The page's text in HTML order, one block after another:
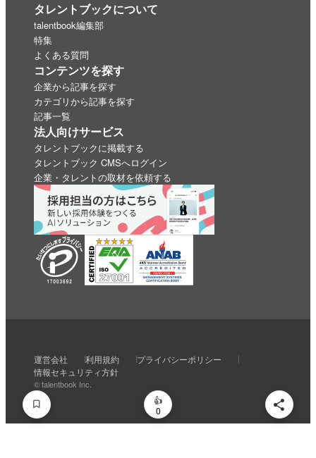
0
0 0 0 0 0
タレントブックについて
talentbook編集部
特集
よくある質問
コンテンツを探す
企業から記事を探す
カテゴリから記事を探す
記事一覧
法人向けサービス
タレントブックに掲載する
タレントブック CMSへログイン
企業・タレントの取材を依頼する
運営会社 利用規約
プライバシーポリシー
情報セキュリティ方針
© talentbook Inc.